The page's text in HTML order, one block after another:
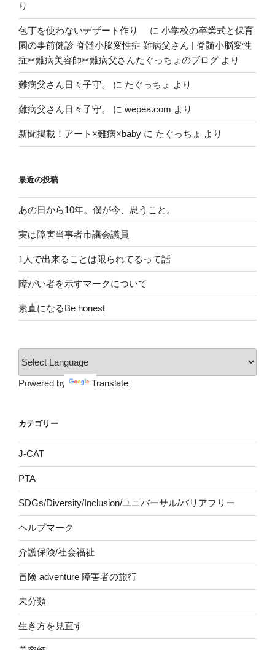
り
包丁を使わないデザート作り に 小学校の卒業式と保育
園の事前健診 脊髄小脳変性症 難病父さん | 脊髄小脳変性
症✂︎難病美容師✂︎難病父さんたぐっちょのブログ より
難病父さん日々子守。 に たぐっちょ より
難病父さん日々子守。 に wepea.com より
新聞掲載！アート×難病×baby に たぐっちょ より
最近の投稿
あの日から10年。僕が今、思うこと。
実は障害当事者市議会議員
1人で出来ることは限られてるって話
障がい者を示すマークについて
素直になるBe honest
Powered by Translate
カテゴリー
J-CAT
PTA
SDGs/Diversity/Inclusion/ユニバーサル/バリアフリー
ヘルプマーク
介護保険/社会福祉
冒険 adventure 障害者の旅行
未分類
生き方を見直す